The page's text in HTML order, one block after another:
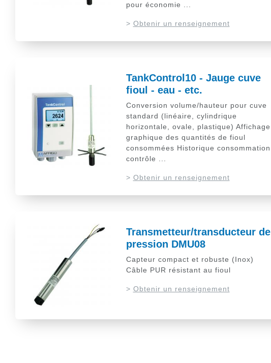
pour économie ...
> Obtenir un renseignement
TankControl10 - Jauge cuve
fioul - eau - etc.
Conversion volume/hauteur pour cuve
standard (linéaire, cylindrique
horizontale, ovale, plastique) Affichage
graphique des quantités de fioul
consommées Historique consommation
contrôle ...
> Obtenir un renseignement
Transmetteur/transducteur de
pression DMU08
Capteur compact et robuste (Inox)
Câble PUR résistant au fioul
> Obtenir un renseignement